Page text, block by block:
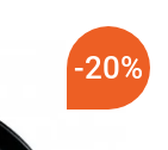
-20%